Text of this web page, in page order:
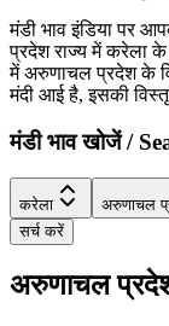
मंडी भाव इंडिया पर
प्रदेश राज्य में करेला के
में अरुणाचल प्रदेश के
मंदी आई है, इसकी
मंडी भाव खोजें /
करेला अरुणाचल
सर्च करें
अरुणाचल